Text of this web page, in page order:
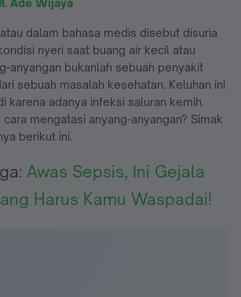
Ade Wijaya
dalam bahasa medis disebut disuria
nyeri saat buang air kecil atau
anyangan bukanlah sebuah penyakit
sebuah masalah kesehatan. Keluhan ini
karena adanya infeksi saluran kemih.
cara mengatasi anyang-anyangan? Simak
berikut ini.
Awas Sepsis, Ini Gejala
Harus Kamu Waspadai!